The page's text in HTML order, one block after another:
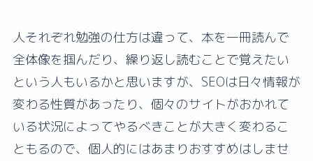
人それぞれ勉強の仕方は違って、本を一冊読んで
全体像を掴んだり、繰り返し読むことで覚えたい
という人もいるかと思いますが、SEOは日々情報が
変わる性質があったり、個々のサイトがおかれて
いる状況によってやるべきことが大きく変わるこ
ともるので、個人的にはあまりおすすめはしませ